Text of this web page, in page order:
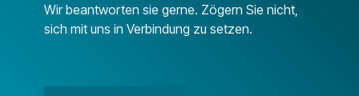
Wir beantworten sie gerne. Zögern Sie nicht,
sich mit uns in Verbindung zu setzen.